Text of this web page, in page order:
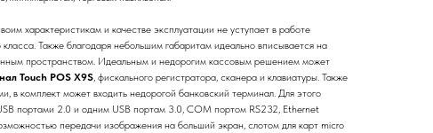
характеристикам и качестве эксплуатации не уступает в работе
Также благодаря небольшим габаритам идеально вписывается на
пространством. Идеальным и недорогим кассовым решением может
Touch POS X9S, фискального регистратора, сканера и клавиатуры. Также
в комплект может входить недорогой банковский терминал. Для этого
портами 2.0 и одним USB портам 3.0, COM портом RS232, Ethernet
передачи изображения на больший экран, слотом для карт micro